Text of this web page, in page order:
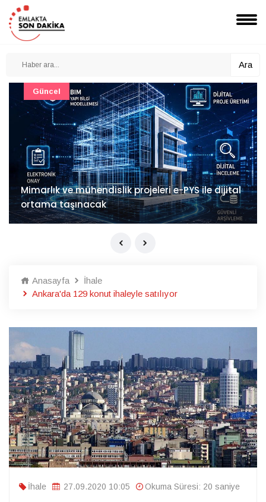
Ara
Mimarlık ve mühendislik projeleri e-PYS ile dijital
ortama taşınacak
Güncel
Anasayfa
İhale
Ankara'da 129 konut ihaleyle satılıyor
İhale 27.09.2020 10:05 Okuma Süresi: 20 saniye